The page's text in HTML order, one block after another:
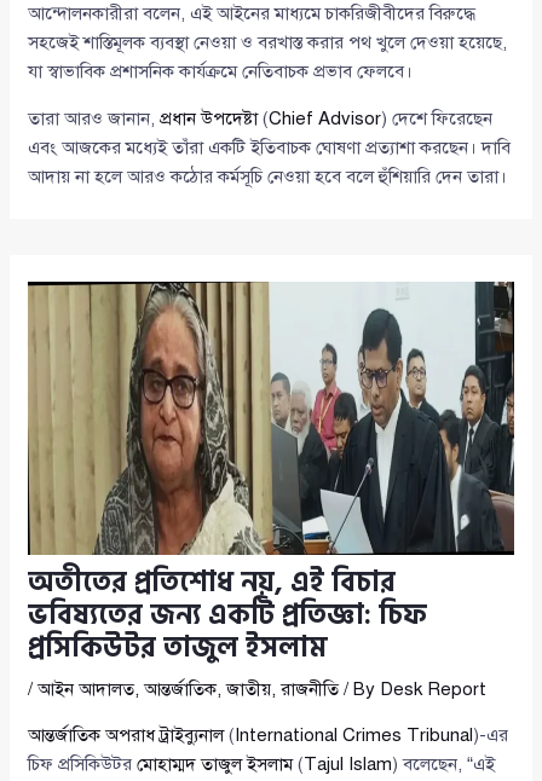
আন্দোলনকারীরা বলেন, এই আইনের মাধ্যমে চাকরিজীবীদের বিরুদ্ধে
সহজেই শাস্তিমূলক ব্যবস্থা নেওয়া ও বরখাস্ত করার পথ খুলে দেওয়া হয়েছে,
যা স্বাভাবিক প্রশাসনিক কার্যক্রমে নেতিবাচক প্রভাব ফেলবে।
তারা আরও জানান,প্রধান উপদেষ্টা(Chief Advisor) দেশে ফিরেছেন
এবং আজকের মধ্যেই তাঁরা একটি ইতিবাচক ঘোষণা প্রত্যাশা করছেন। দাবি
আদায় না হলে আরও কঠোর কর্মসূচি নেওয়া হবে বলে হুঁশিয়ারি দেন তারা।
অতীতের প্রতিশোধ নয়, এই বিচার
ভবিষ্যতের জন্য একটি প্রতিজ্ঞা: চিফ
প্রসিকিউটর তাজুল ইসলাম
/আইন আদালত,আন্তর্জাতিক,জাতীয়,রাজনীতি/ By Desk Report
আন্তর্জাতিক অপরাধ ট্রাইব্যুনাল( International Crimes Tribunal )-এর
চিফ প্রসিকিউটরমোহাম্মদ তাজুল ইসলাম(Tajul Islam) বলেছেন, “এই